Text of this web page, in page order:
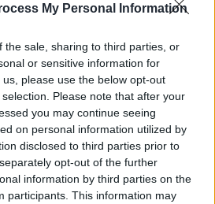
My Personal Information
the sale, sharing to third parties, or
or sensitive information for
please use the below opt-out
Please note that after your
you may continue seeing
on personal information utilized by
disclosed to third parties prior to
opt-out of the further
information by third parties on the
participants. This information may